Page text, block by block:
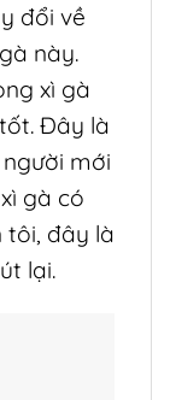
đổi về
này.
xì gà
Đây là
mới
gà có
tôi, đây là
lại.